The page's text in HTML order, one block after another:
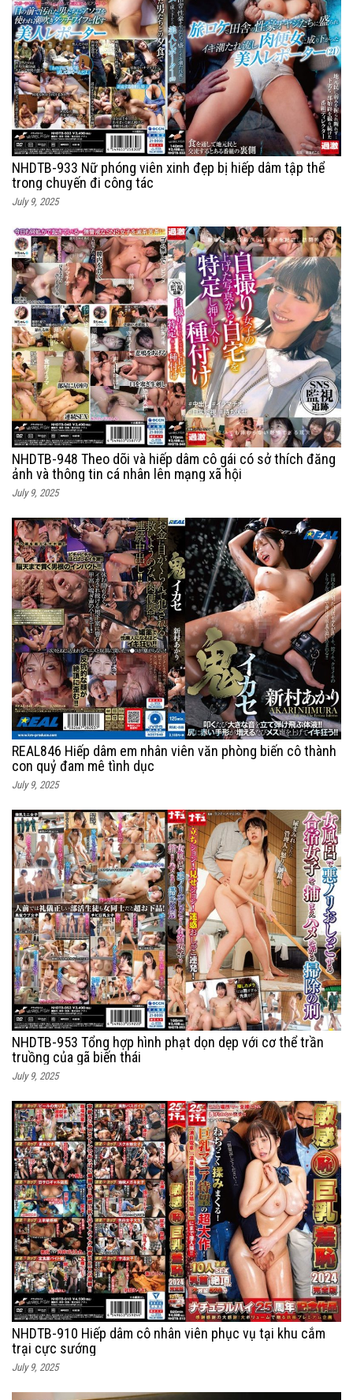
NHDTB-933 Nữ phóng viên xinh đẹp bị hiếp dâm tập thể
trong chuyến đi công tác
July 9, 2025
NHDTB-948 Theo dõi và hiếp dâm cô gái có sở thích đăng
ảnh và thông tin cá nhân lên mạng xã hội
July 9, 2025
REAL846 Hiếp dâm em nhân viên văn phòng biến cô thành
con quỷ đam mê tình dục
July 9, 2025
NHDTB-953 Tổng hợp hình phạt dọn dẹp với cơ thể trần
truồng của gã biến thái
July 9, 2025
NHDTB-910 Hiếp dâm cô nhân viên phục vụ tại khu cắm
trại cực sướng
July 9, 2025